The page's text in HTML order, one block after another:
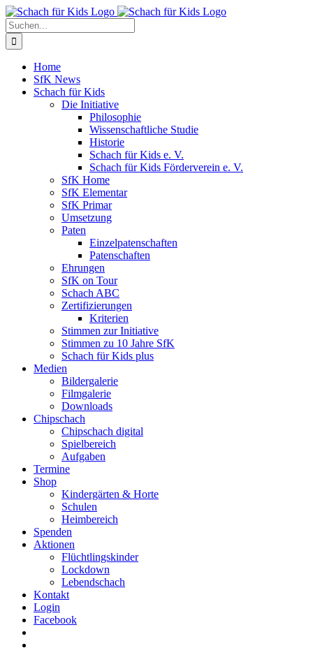
Skip
to
content
Suche
nach:
Home
SfK News
Schach für Kids
Die Initiative
Philosophie
Wissenschaftliche Studie
Historie
Schach für Kids e. V.
Schach für Kids Förderverein e. V.
SfK Home
SfK Elementar
SfK Primar
Umsetzung
Paten
Einzelpatenschaften
Patenschaften
Ehrungen
SfK on Tour
Schach ABC
Zertifizierungen
Kriterien
Stimmen zur Initiative
Stimmen zu 10 Jahre SfK
Schach für Kids plus
Medien
Bildergalerie
Filmgalerie
Downloads
Chipschach
Chipschach digital
Spielbereich
Aufgaben
Termine
Shop
Kindergärten & Horte
Schulen
Heimbereich
Spenden
Aktionen
Flüchtlingskinder
Lockdown
Lebendschach
Kontakt
Login
Facebook